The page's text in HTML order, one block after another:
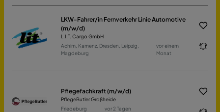
LKW-Fahrer/in Fernverkehr Linie Automotive
(m/w/d)
L.I.T. Cargo GmbH
Achim, Kamenz, Dresden, Leipzig,
Magdeburg
vor einem
Monat
Pflegefachkraft (m/w/d)
PflegeButler Großheide
Friedeburg
vor 2 Tagen